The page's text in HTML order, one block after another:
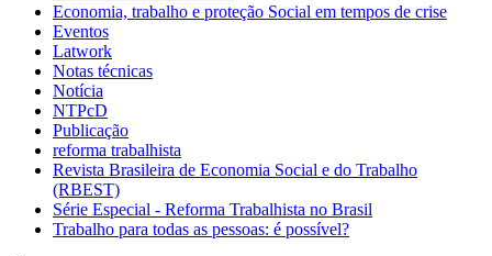
Economia, trabalho e proteção Social em tempos de crise
Eventos
Latwork
Notas técnicas
Notícia
NTPcD
Publicação
reforma trabalhista
Revista Brasileira de Economia Social e do Trabalho
(RBEST)
Série Especial - Reforma Trabalhista no Brasil
Trabalho para todas as pessoas: é possível?